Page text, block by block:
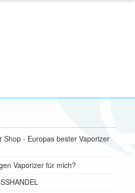
Shop - Europas bester Vaporizer
Vaporizer für mich?